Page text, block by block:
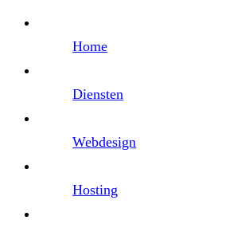
Home
Diensten
Webdesign
Hosting